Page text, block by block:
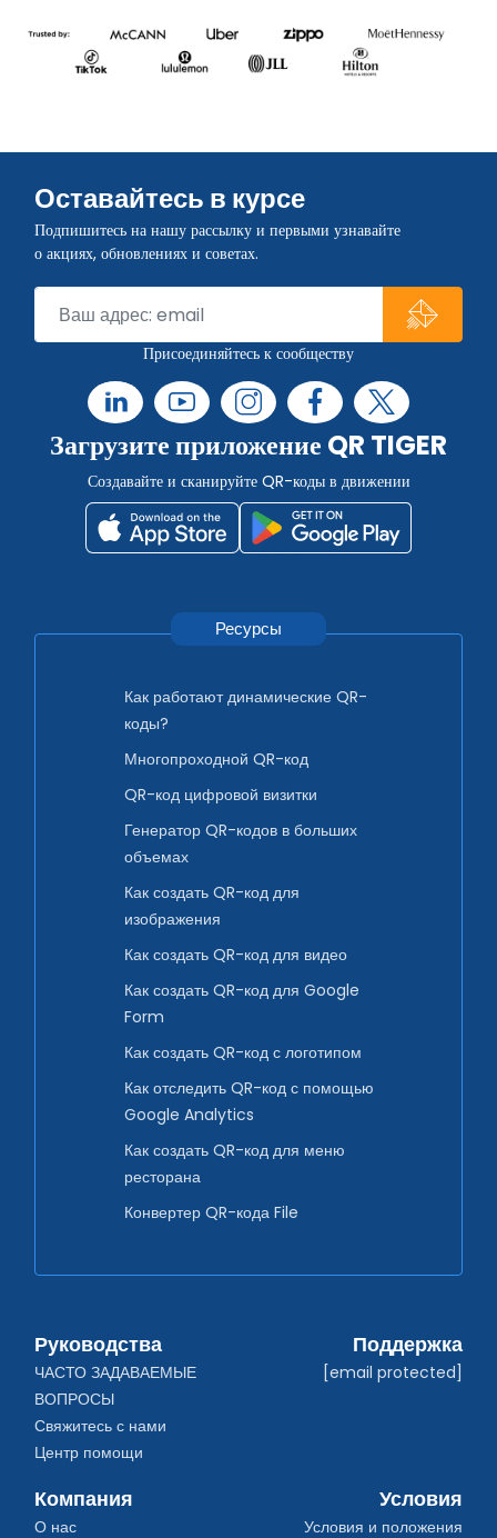
Оставайтесь в курсе
Подпишитесь на нашу рассылку и первыми узнавайте
о акциях, обновлениях и советах.
Присоединяйтесь к сообществу
Загрузите приложение QR TIGER
Создавайте и сканируйте QR-коды в движении
Ресурсы
Как работают динамические QR-
коды?
Многопроходной QR-код
QR-код цифровой визитки
Генератор QR-кодов в больших
объемах
Как создать QR-код для
изображения
Как создать QR-код для видео
Как создать QR-код для Google
Form
Как создать QR-код с логотипом
Как отследить QR-код с помощью
Google Analytics
Как создать QR-код для меню
ресторана
Конвертер QR-кода File
Руководства
ЧАСТО ЗАДАВАЕМЫЕ
ВОПРОСЫ
Свяжитесь с нами
Центр помощи
Поддержка
[email protected]
Компания
О нас
Условия
Условия и положения